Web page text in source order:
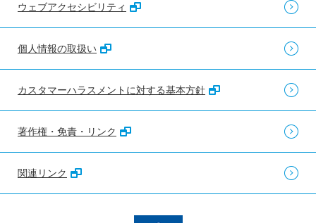
ウェブアクセシビリティ
個人情報の取扱い
カスタマーハラスメントに対する基本方針
著作権・免責・リンク
関連リンク